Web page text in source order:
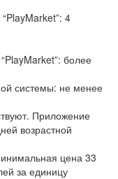
4
более
системы: не менее
Приложение
возрастной
цена 33
за единицу